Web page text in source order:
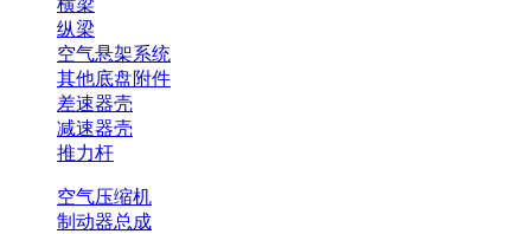
横梁
纵梁
空气悬架系统
其他底盘附件
差速器壳
减速器壳
推力杆
空气压缩机
制动器总成